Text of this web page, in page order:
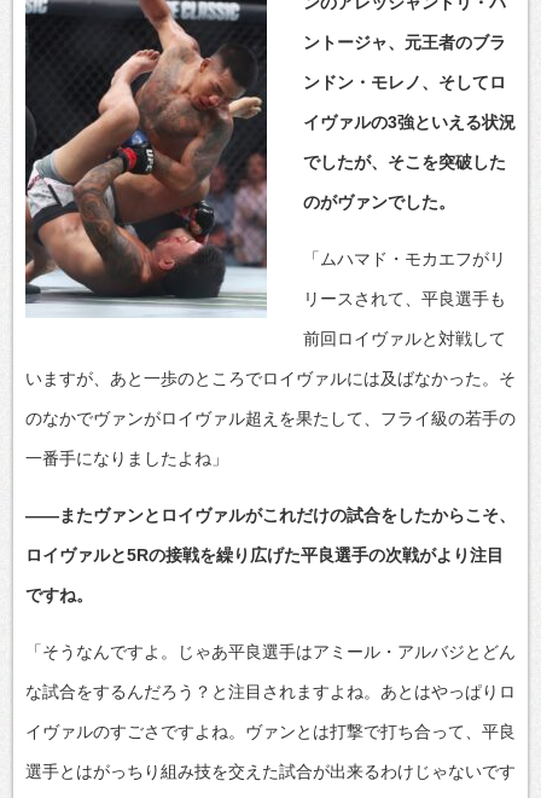
ントージャ、元王者のブラ
ンドン・モレノ、そしてロ
イヴァルの3強といえる状況
でしたが、そこを突破した
のがヴァンでした。
「ムハマド・モカエフがリ
リースされて、平良選手も
前回ロイヴァルと対戦して
いますが、あと一歩のところでロイヴァルには及ばなかった。そ
のなかでヴァンがロイヴァル超えを果たして、フライ級の若手の
一番手になりましたよね」
――またヴァンとロイヴァルがこれだけの試合をしたからこそ、
ロイヴァルと5Rの接戦を繰り広げた平良選手の次戦がより注目
ですね。
「そうなんですよ。じゃあ平良選手はアミール・アルバジとどん
な試合をするんだろう？と注目されますよね。あとはやっぱりロ
イヴァルのすごさですよね。ヴァンとは打撃で打ち合って、平良
選手とはがっちり組み技を交えた試合が出来るわけじゃないです